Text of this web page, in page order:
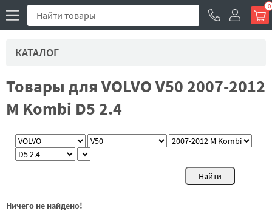
0
КАТАЛОГ
Товары для VOLVO V50 2007-2012
M Kombi D5 2.4
Ничего не найдено!